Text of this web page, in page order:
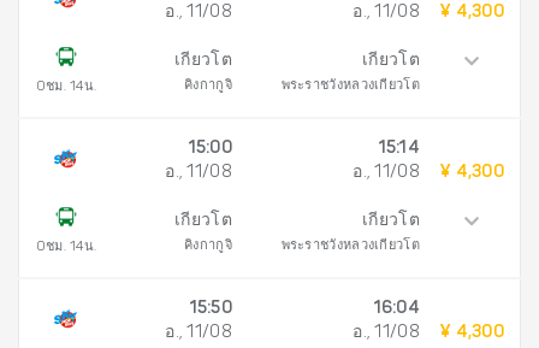
0ชม. 14น.
อ., 11/08
เกียวโต
คิงกากูจิ
อ., 11/08
เกียวโต
พระราชวังหลวงเกียวโต
¥ 4,300
0ชม. 14น.
15:00
อ., 11/08
เกียวโต
คิงกากูจิ
15:14
อ., 11/08
เกียวโต
พระราชวังหลวงเกียวโต
¥ 4,300
15:50
อ., 11/08
16:04
อ., 11/08
¥ 4,300